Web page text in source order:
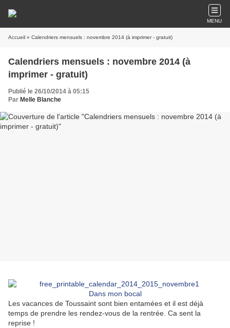
MENU
Accueil » Calendriers mensuels : novembre 2014 (à imprimer - gratuit)
Calendriers mensuels : novembre 2014 (à
imprimer - gratuit)
Publié le 26/10/2014 à 05:15
Par Melle Blanche
Dans mon bocal
Les vacances de Toussaint sont bien entamées et il est déjà
temps de prendre les rendez-vous de la rentrée. Ca sent la
reprise !